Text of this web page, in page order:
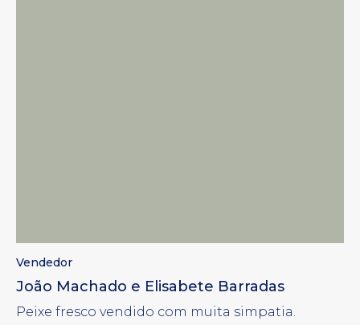
Vendedor
João Machado e Elisabete Barradas
Peixe fresco vendido com muita simpatia.